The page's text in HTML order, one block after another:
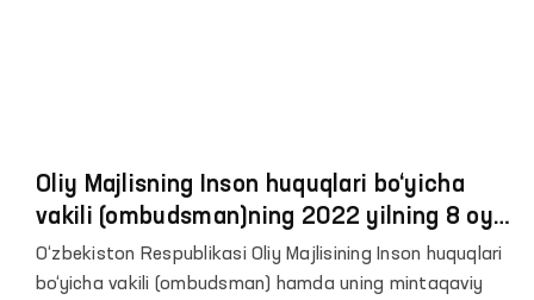
Oliy Majlisning Inson huquqlari bo‘yicha
vakili (ombudsman)ning 2022 yilning 8 oyi
davomida murojaatlar bilan ishlash
bo‘yicha faoliyat natijalariga bag‘ishlangan
O‘zbekiston Respublikasi Oliy Majlisining Inson huquqlari
bo‘yicha vakili (ombudsman) hamda uning mintaqaviy